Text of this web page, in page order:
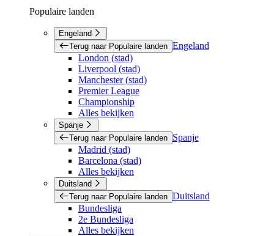
Populaire landen
Engeland
Terug naar Populaire landen Engeland
London (stad)
Liverpool (stad)
Manchester (stad)
Premier League
Championship
Alles bekijken
Spanje
Terug naar Populaire landen
Spanje
Madrid (stad)
Barcelona (stad)
Alles bekijken
Duitsland
Terug naar Populaire landen Duitsland
Bundesliga
2e Bundesliga
Alles bekijken